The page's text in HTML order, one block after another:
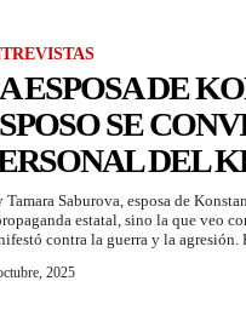
ESPOSA DE
SE
DEL
Tamara Saburova, esposa de
estatal, sino la que veo
contra la guerra y la agresión.
2025